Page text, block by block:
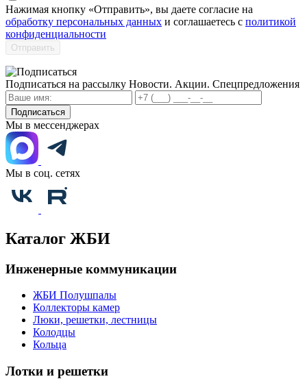
Нажимая кнопку «Отправить», вы даете согласие на
обработку персональных данных и соглашаетесь с политикой
конфиденциальности
Отправить
Подписаться на рассылку Новости. Акции. Спецпредложения
Подписаться
Мы в мессенджерах
Мы в соц. сетях
Каталог ЖБИ
Инженерные коммуникации
ЖБИ Полушпалы
Коллекторы камер
Люки, решетки, лестницы
Колодцы
Кольца
Лотки и решетки